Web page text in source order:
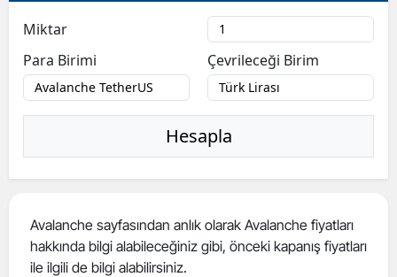
Bitlis
Bolu
Bursa
Çanakkale
Çankırı
Miktar
Para Birimi
Çevrileceği Birim
Hesapla
Avalanche sayfasından anlık olarak Avalanche fiyatları
hakkında bilgi alabileceğiniz gibi, önceki kapanış fiyatları
ile ilgili de bilgi alabilirsiniz.